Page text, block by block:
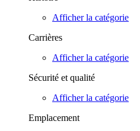
Afficher la catégorie
Carrières
Afficher la catégorie
Sécurité et qualité
Afficher la catégorie
Emplacement